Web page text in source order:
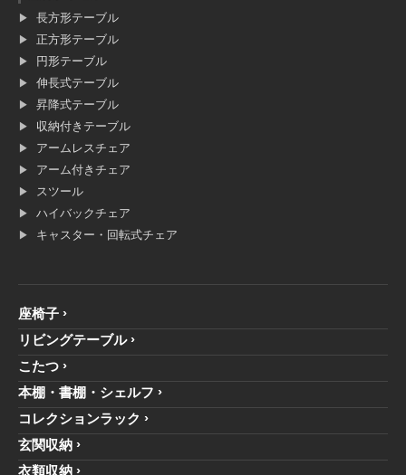
長方形テーブル
正方形テーブル
円形テーブル
伸長式テーブル
昇降式テーブル
収納付きテーブル
アームレスチェア
アーム付きチェア
スツール
ハイバックチェア
キャスター・回転式チェア
座椅子
リビングテーブル
こたつ
本棚・書棚・シェルフ
コレクションラック
玄関収納
衣類収納